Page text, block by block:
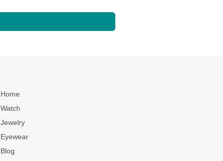
Home
Watch
Jewelry
Eyewear
Blog